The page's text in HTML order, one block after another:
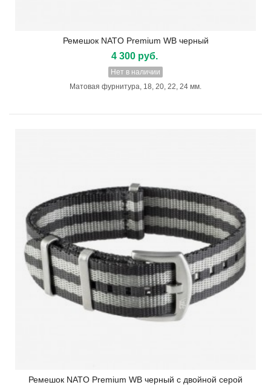
Ремешок NATO Premium WB черный
4 300 руб.
Нет в наличии
Матовая фурнитура, 18, 20, 22, 24 мм.
Ремешок NATO Premium WB черный с двойной серой